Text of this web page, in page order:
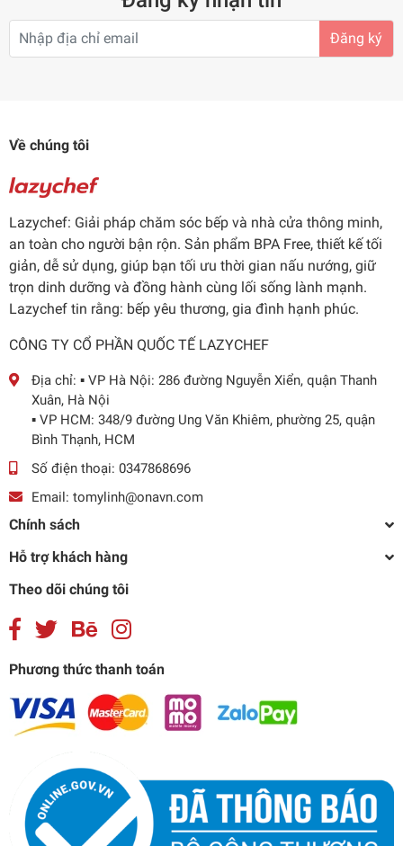
Đăng ký
Về chúng tôi
Lazychef: Giải pháp chăm sóc bếp và nhà cửa thông minh,
an toàn cho người bận rộn. Sản phẩm BPA Free, thiết kế tối
giản, dễ sử dụng, giúp bạn tối ưu thời gian nấu nướng, giữ
trọn dinh dưỡng và đồng hành cùng lối sống lành mạnh.
Lazychef tin rằng: bếp yêu thương, gia đình hạnh phúc.
CÔNG TY CỔ PHẦN QUỐC TẾ LAZYCHEF
Địa chỉ: ▪️ VP Hà Nội: 286 đường Nguyễn Xiển, quận Thanh
Xuân, Hà Nội
▪️ VP HCM: 348/9 đường Ung Văn Khiêm, phường 25, quận
Bình Thạnh, HCM
Số điện thoại: 0347868696
Email: tomylinh@onavn.com
Chính sách
Hỗ trợ khách hàng
Theo dõi chúng tôi
Phương thức thanh toán